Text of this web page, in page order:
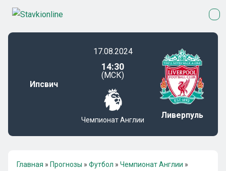
Ипсвич
17.08.2024
14:30
(МСК)
Чемпионат Англии Ливерпуль
Главная » Прогнозы » Футбол » Чемпионат Англии »